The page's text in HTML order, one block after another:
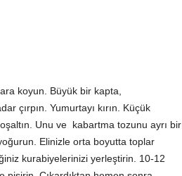
koyun. Büyük bir kapta,
çırpın. Yumurtayı kırın. Küçük
Unu ve kabartma tozunu ayrı bir
Elinizle orta boyutta toplar
kurabiyelerinizi yerleştirin. 10-12